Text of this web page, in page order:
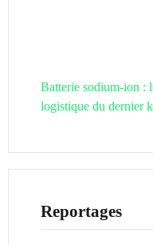
Batterie sodium-ion :
logistique du dernier
Reportages